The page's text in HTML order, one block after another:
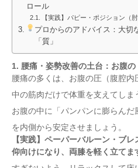
ロール
【実践】パピー・ポジション（
プロからのアドバイス：大切
「質」
1. 腰痛・姿勢改善の土台：お腹
腰痛の多くは、お腹の圧（腹腔
中の筋肉だけで体重を支えてしま
お腹の中に「パンパンに膨らん
を内側から安定させましょう。
【実践】ペーパーバルーン・ブレ
仰向けになり、両膝を軽く立てま